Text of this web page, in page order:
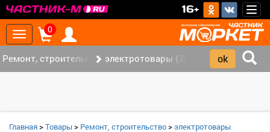
16+
Toggle
navigation
0
Ремонт, строительство (7)электротовары (3)
Главная>Товары > Ремонт, строительство>электротовары